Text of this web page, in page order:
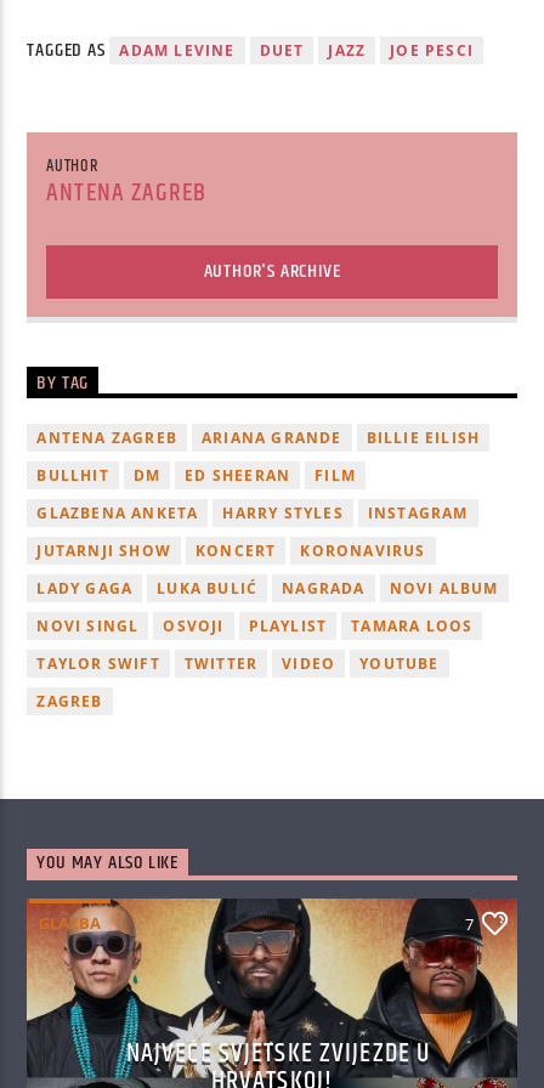
TAGGED AS ADAM LEVINE DUET JAZZ JOE PESCI
AUTHOR
ANTENA ZAGREB
AUTHOR'S ARCHIVE
BY TAG
ANTENA ZAGREB ARIANA GRANDE
BILLIE EILISH
BULLHIT
DM ED SHEERAN
FILM
GLAZBENA ANKETA
HARRY STYLES
INSTAGRAM
JUTARNJI SHOW
KONCERT
KORONAVIRUS
LADY GAGA
LUKA BULIĆ NAGRADA
NOVI ALBUM
NOVI SINGL
OSVOJI PLAYLIST
TAMARA LOOS
TAYLOR SWIFT
TWITTER VIDEO
YOUTUBE
ZAGREB
YOU MAY ALSO LIKE
GLAZBA 7
NAJVEĆE SVJETSKE ZVIJEZDE U